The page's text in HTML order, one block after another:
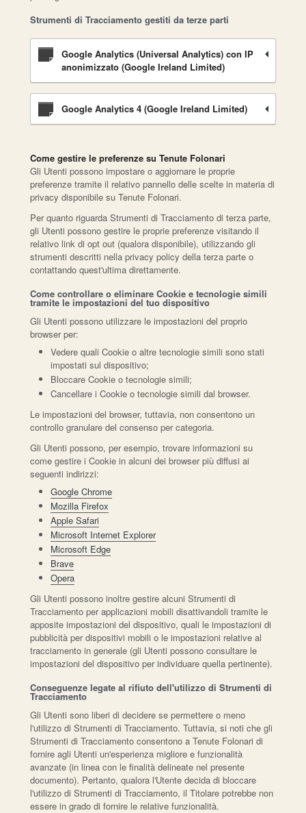
Strumenti di Tracciamento gestiti da terze parti
Google Analytics (Universal Analytics) con IP
anonimizzato (Google Ireland Limited)
Google Analytics 4 (Google Ireland Limited)
Come gestire le preferenze su Tenute Folonari
Gli Utenti possono impostare o aggiornare le proprie
preferenze tramite il relativo pannello delle scelte in materia di
privacy disponibile su Tenute Folonari.
Per quanto riguarda Strumenti di Tracciamento di terza parte,
gli Utenti possono gestire le proprie preferenze visitando il
relativo link di opt out (qualora disponibile), utilizzando gli
strumenti descritti nella privacy policy della terza parte o
contattando quest'ultima direttamente.
Come controllare o eliminare Cookie e tecnologie simili
tramite le impostazioni del tuo dispositivo
Gli Utenti possono utilizzare le impostazioni del proprio
browser per:
Vedere quali Cookie o altre tecnologie simili sono stati
impostati sul dispositivo;
Bloccare Cookie o tecnologie simili;
Cancellare i Cookie o tecnologie simili dal browser.
Le impostazioni del browser, tuttavia, non consentono un
controllo granulare del consenso per categoria.
Gli Utenti possono, per esempio, trovare informazioni su
come gestire i Cookie in alcuni dei browser più diffusi ai
seguenti indirizzi:
Google Chrome
Mozilla Firefox
Apple Safari
Microsoft Internet Explorer
Microsoft Edge
Brave
Opera
Gli Utenti possono inoltre gestire alcuni Strumenti di
Tracciamento per applicazioni mobili disattivandoli tramite le
apposite impostazioni del dispositivo, quali le impostazioni di
pubblicità per dispositivi mobili o le impostazioni relative al
tracciamento in generale (gli Utenti possono consultare le
impostazioni del dispositivo per individuare quella pertinente).
Conseguenze legate al rifiuto dell'utilizzo di Strumenti di
Tracciamento
Gli Utenti sono liberi di decidere se permettere o meno
l'utilizzo di Strumenti di Tracciamento. Tuttavia, si noti che gli
Strumenti di Tracciamento consentono a Tenute Folonari di
fornire agli Utenti un'esperienza migliore e funzionalità
avanzate (in linea con le finalità delineate nel presente
documento). Pertanto, qualora l'Utente decida di bloccare
l'utilizzo di Strumenti di Tracciamento, il Titolare potrebbe non
essere in grado di fornire le relative funzionalità.